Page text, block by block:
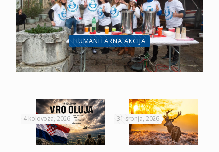
HUMANITARNA AKCIJA
4 kolovoza, 2026 31 srpnja, 2026